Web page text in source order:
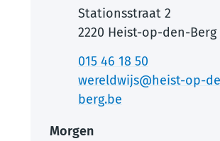
AdresStationsstraat 2
,2220 Heist-op-den-Berg
015 46 18 50
E-mailwereldwijs@heist-op-
berg.be
Morgen